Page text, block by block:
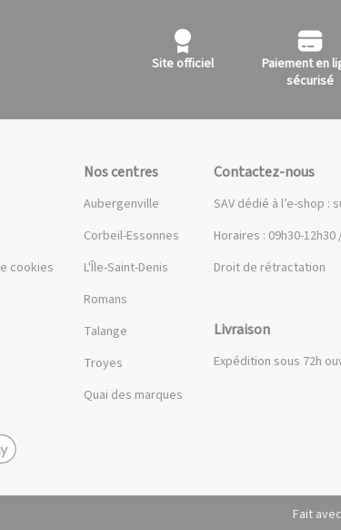
Site officiel
Paiement en
sécurisé
cookies
Nos centres
Aubergenville
Corbeil-Essonnes
L'Île-Saint-Denis
Romans
Talange
Troyes
Quai des marques
Contactez-nous
SAV dédié à l’e-shop :
Horaires : 09h30-12h30
Droit de rétractation
Livraison
Expédition sous 72h
Fait